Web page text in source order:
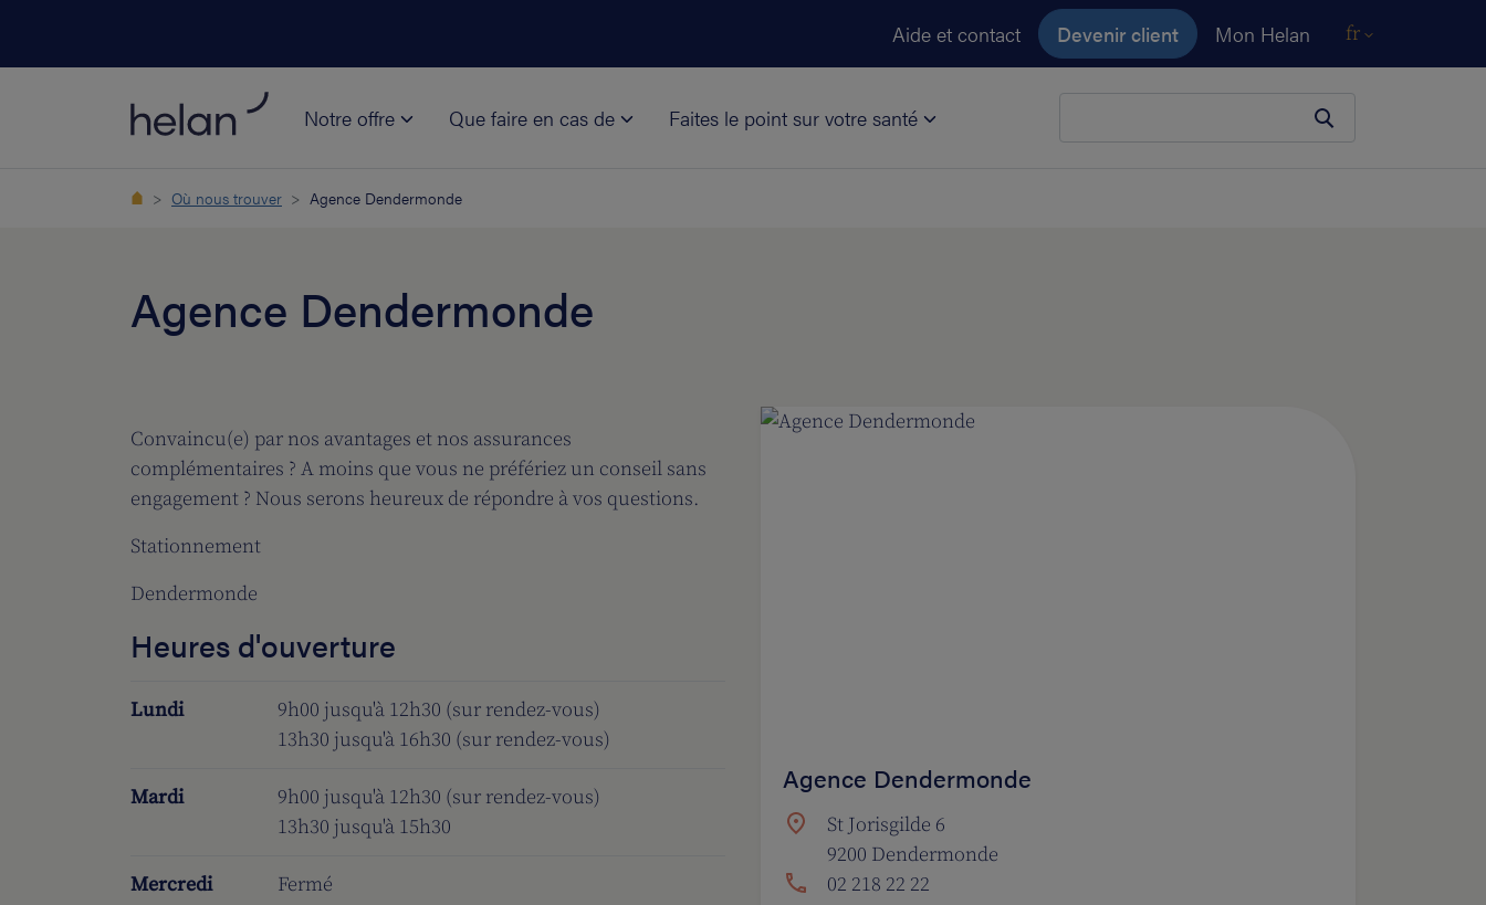
Aide et contact Devenir client Mon Helan fr
Notre offre Que faire en cas de Faites le point sur votre santé
Où nous trouver Agence Dendermonde
Agence Dendermonde
Convaincu(e) par nos avantages et nos assurances
complémentaires ? A moins que vous ne préfériez un conseil sans
engagement ? Nous serons heureux de répondre à vos questions.
Stationnement
Dendermonde
Heures d'ouverture
Lundi
9h00 jusqu'à 12h30 (sur rendez-vous)
13h30 jusqu'à 16h30 (sur rendez-vous)
Mardi
9h00 jusqu'à 12h30 (sur rendez-vous)
13h30 jusqu'à 15h30
Mercredi Fermé
Agence Dendermonde
St Jorisgilde 6
9200 Dendermonde
02 218 22 22